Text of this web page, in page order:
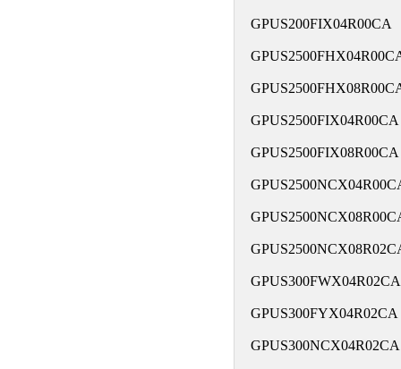
GPUS200FIX04R00CA
GPUS2500FIX04R00CA
GPUS2500FIX08R00CA
GPUS300FWX04R02CA
GPUS300FYX04R02CA
GPUS300NCX04R02CA